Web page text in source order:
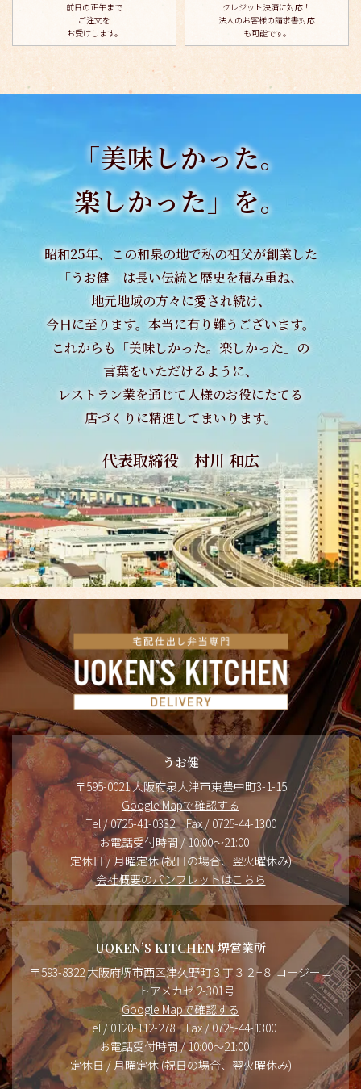
前日の正午まで
ご注文を
お受けします。
クレジット決済に対応！
法人のお客様の請求書対応
も可能です。
「美味しかった。
楽しかった」を。
昭和25年、この和泉の地で私の祖父が創業した
「うお健」は長い伝統と歴史を積み重ね、
地元地域の方々に愛され続け、
今日に至ります。本当に有り難うございます。
これからも「美味しかった。楽しかった」の
言葉をいただけるように、
レストラン業を通じて人様のお役にたてる
店づくりに精進してまいります。
代表取締役 村川 和広
うお健
〒595-0021 大阪府泉大津市東豊中町3-1-15
Google Mapで確認する
Tel / 0725-41-0332 Fax / 0725-44-1300
お電話受付時間 / 10:00～21:00
定休日 / 月曜定休 (祝日の場合、翌火曜休み)
会社概要のパンフレットはこちら
UOKEN’S KITCHEN 堺営業所
〒593-8322 大阪府堺市西区津久野町３丁３２−８ コージーコ
ートアメカゼ 2-301号
Google Mapで確認する
Tel / 0120-112-278 Fax / 0725-44-1300
お電話受付時間 / 10:00～21:00
定休日 / 月曜定休 (祝日の場合、翌火曜休み)